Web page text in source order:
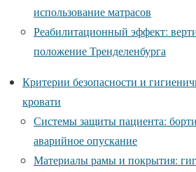
использование матрасов
Реабилитационный эффект:
положение Тренделенбурга
Критерии безопасности и
кровати
Системы защиты пациента:
аварийное опускание
Материалы рамы и покрытия: